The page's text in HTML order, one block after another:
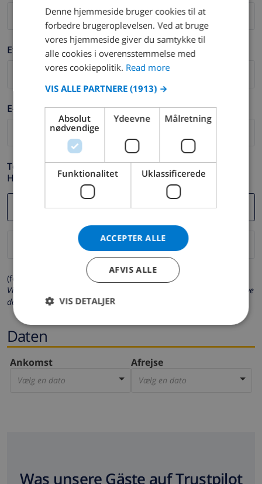
Efternavn *
E-mail *
Telefon *
Hvis din e-mail adresse ikke fungerer korrekt.
(felter markeret med * er obligatoriske)
Vi beskytter dit privatliv. Dine personlige oplysninger vil aldrig blive
delt med andre.
Daten
Ankomst
Vælg en dato
Afrejse
Vælg en dato
Was unsere Gäste auf Trustpilot
DUTCH
SPANISH
ITALIAN
NORWEGIAN
Denne hjemmeside bruger cookies til at
forbedre brugeroplevelsen. Ved at bruge
vores hjemmeside giver du samtykke til
alle cookies i overensstemmelse med
vores cookiepolitik. Read more
VIS ALLE PARTNERE (1913) →
Absolut
nødvendige
Ydeevne Målretning
Funktionalitet Uklassificerede
ACCEPTER ALLE
AFVIS ALLE
VIS DETALJER